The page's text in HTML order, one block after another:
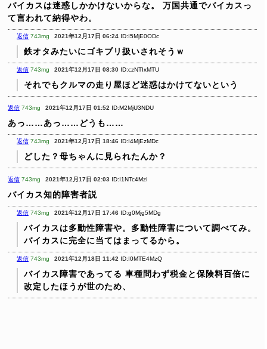
バイカスは迷惑しかかけないからな。
万国共通でバイカスっ
て言われて納得やわ。
返信 743mg 2021年12月17日 06:24 ID:I5MjE0ODc
鉄オタみたいにゴキブリ扱いされそうｗ
返信 743mg 2021年12月17日 08:30 ID:czNTIxMTU
それでもクルマの走り屋ほど迷惑はかけてないという
返信 743mg 2021年12月17日 01:52 ID:M2MjU3NDU
あっ……あっ……どうも……
返信 743mg 2021年12月17日 18:46 ID:I4MjEzMDc
どした？母ちゃんに見られたんか？
返信 743mg 2021年12月17日 02:03 ID:I1NTc4MzI
バイカス知的障害者説
返信 743mg 2021年12月17日 17:46 ID:g0Mjg5MDg
バイカスは多動性障害や。多動性障害について調べてみ。
バイカスに完全に当てはまってるから。
返信 743mg 2021年12月18日 11:42 ID:I0MTE4MzQ
バイカス障害であってる 車種問わず税金と保険料百倍に
改定したほうが世のため、